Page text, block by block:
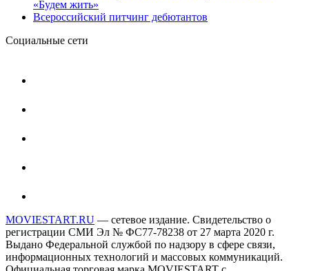
«Будем жить»
Всероссийский питчинг дебютантов
Социальные сети
MOVIESTART.RU — сетевое издание. Свидетельство о
регистрации СМИ Эл № ФС77-78238 от 27 марта 2020 г.
Выдано Федеральной службой по надзору в сфере связи,
информационных технологий и массовых коммуникаций.